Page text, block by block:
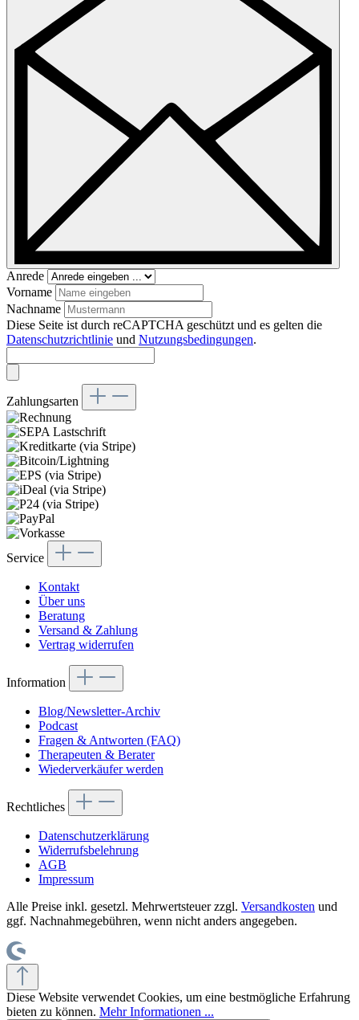
Anrede
Vorname
Nachname
Diese Seite ist durch reCAPTCHA geschützt und es gelten die
Datenschutzrichtlinie und Nutzungsbedingungen.
Zahlungsarten
Service
Kontakt
Über uns
Beratung
Versand & Zahlung
Vertrag widerrufen
Information
Blog/Newsletter-Archiv
Podcast
Fragen & Antworten (FAQ)
Therapeuten & Berater
Wiederverkäufer werden
Rechtliches
Datenschutzerklärung
Widerrufsbelehrung
AGB
Impressum
Alle Preise inkl. gesetzl. Mehrwertsteuer zzgl. Versandkosten und
ggf. Nachnahmegebühren, wenn nicht anders angegeben.
Diese Website verwendet Cookies, um eine bestmögliche Erfahrung
bieten zu können. Mehr Informationen ...